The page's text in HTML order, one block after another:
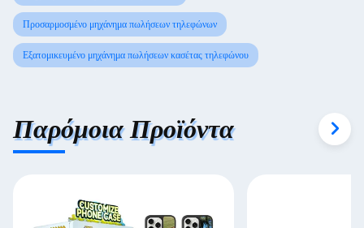
Προσαρμοσμένο μηχάνημα πωλήσεων τηλεφώνων
Εξατομικευμένο μηχάνημα πωλήσεων κασέτας τηλεφώνου
Παρόμοια Προϊόντα